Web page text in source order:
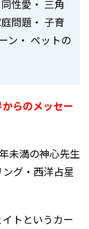
性愛・ 三角
問題・ 子育
ン・ ペットの
らのメッセー
未満の神心先生
グ・西洋占星
トというカー